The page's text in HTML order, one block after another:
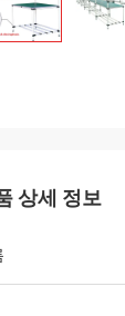
상세 정보